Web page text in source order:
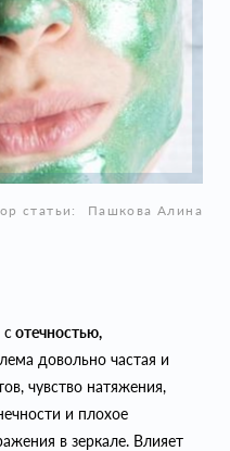
статьи: Пашкова Алина
сотечностью,
довольно частая и
чувство натяжения,
и плохое
в зеркале. Влияет